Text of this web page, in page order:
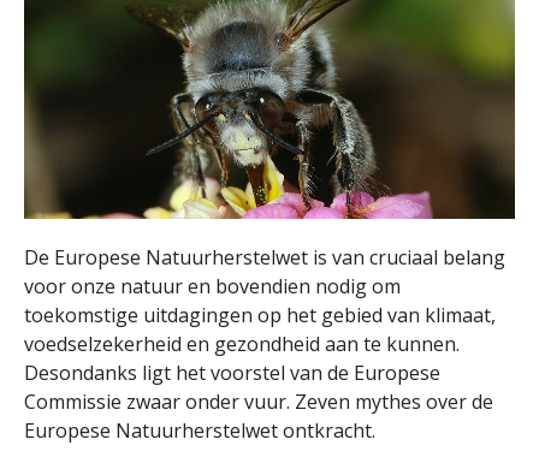
De Europese Natuurherstelwet is van cruciaal belang
voor onze natuur en bovendien nodig om
toekomstige uitdagingen op het gebied van klimaat,
voedselzekerheid en gezondheid aan te kunnen.
Desondanks ligt het voorstel van de Europese
Commissie zwaar onder vuur. Zeven mythes over de
Europese Natuurherstelwet ontkracht.